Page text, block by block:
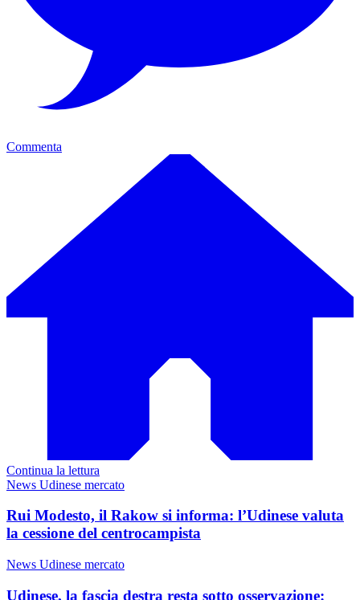
Commenta
Continua la lettura
News Udinese mercato
Rui Modesto, il Rakow si informa: l’Udinese valuta
la cessione del centrocampista
News Udinese mercato
Udinese, la fascia destra resta sotto osservazione: